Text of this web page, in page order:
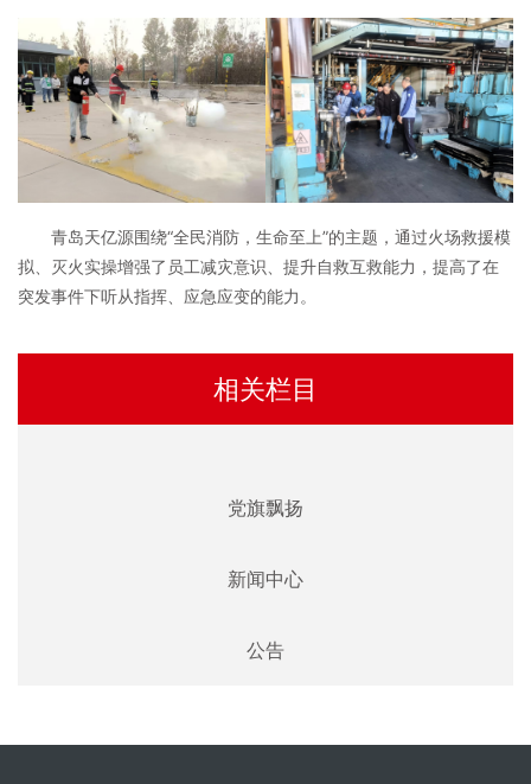
青岛天亿源围绕“全民消防，生命至上”的主题，通过火场救援模
拟、灭火实操增强了员工减灾意识、提升自救互救能力，提高了在
突发事件下听从指挥、应急应变的能力。
相关栏目
党旗飘扬
新闻中心
公告